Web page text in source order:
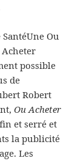
Ou
possible
de
Robert
Ou Acheter
et serré et
la publicité
Les